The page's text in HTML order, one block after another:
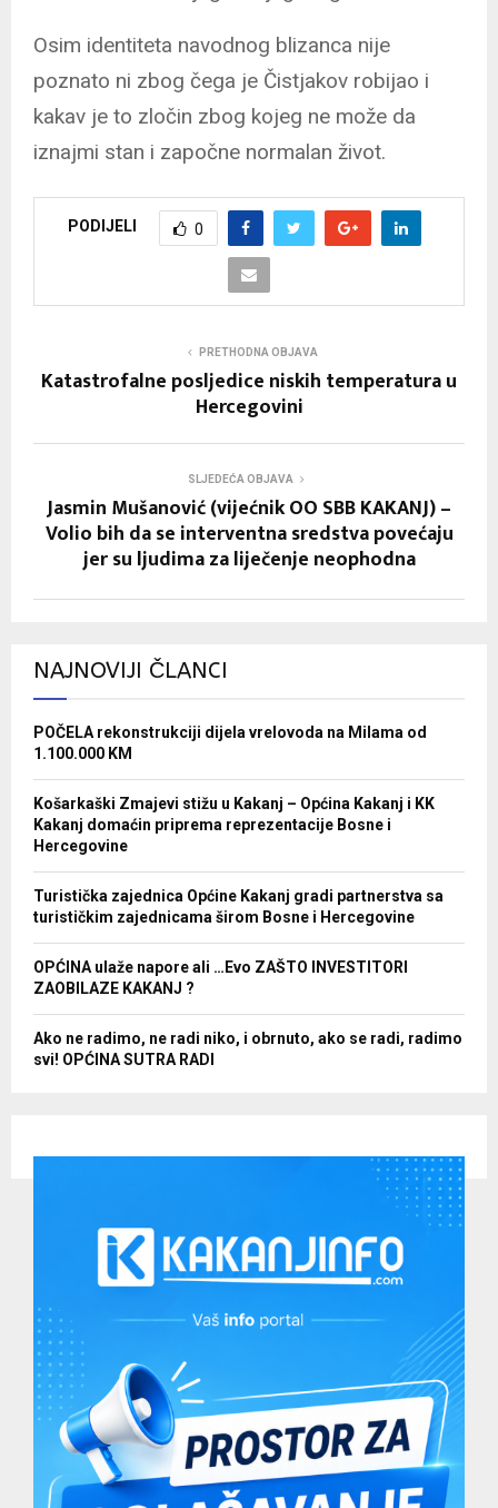
Osim identiteta navodnog blizanca nije
poznato ni zbog čega je Čistjakov robijao i
kakav je to zločin zbog kojeg ne može da
iznajmi stan i započne normalan život.
PODIJELI 0
PRETHODNA OBJAVA
Katastrofalne posljedice niskih temperatura u
Hercegovini
SLJEDEĆA OBJAVA
Jasmin Mušanović (vijećnik OO SBB KAKANJ) –
Volio bih da se interventna sredstva povećaju
jer su ljudima za liječenje neophodna
NAJNOVIJI ČLANCI
POČELA rekonstrukciji dijela vrelovoda na Milama od
1.100.000 KM
Košarkaški Zmajevi stižu u Kakanj – Općina Kakanj i KK
Kakanj domaćin priprema reprezentacije Bosne i
Hercegovine
Turistička zajednica Općine Kakanj gradi partnerstva sa
turističkim zajednicama širom Bosne i Hercegovine
OPĆINA ulaže napore ali …Evo ZAŠTO INVESTITORI
ZAOBILAZE KAKANJ ?
Ako ne radimo, ne radi niko, i obrnuto, ako se radi, radimo
svi! OPĆINA SUTRA RADI